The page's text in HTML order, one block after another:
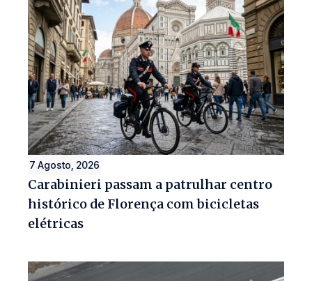
7 Agosto, 2026
Carabinieri passam a patrulhar centro
histórico de Florença com bicicletas
elétricas